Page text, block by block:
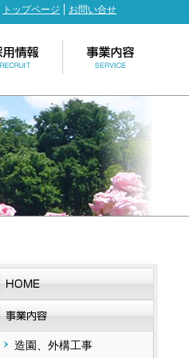
トップページ お問い合せ
造園、外構工事